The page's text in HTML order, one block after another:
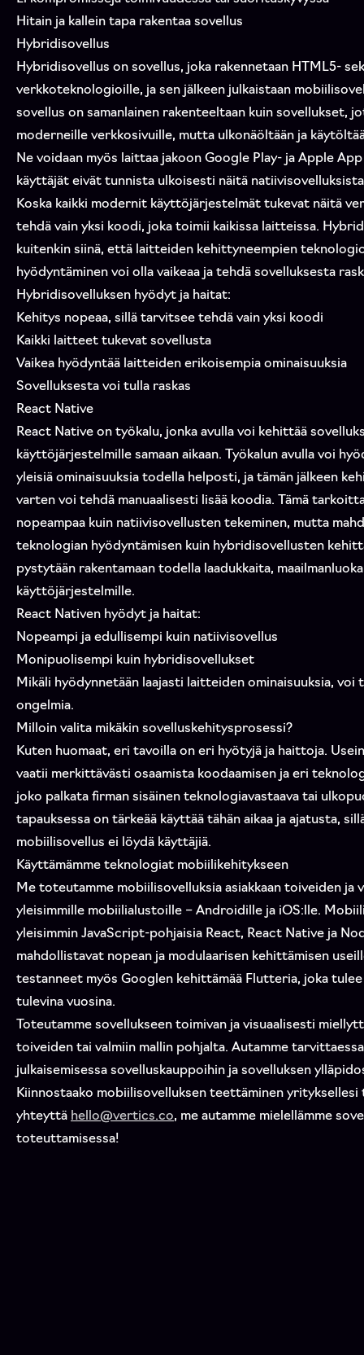
Hitain ja kallein tapa rakentaa sovellus
Hybridisovellus
Hybridisovellus on sovellus, joka rakennetaan HTML5-
verkkoteknologioille, ja sen jälkeen julkaistaan
sovellus on samanlainen rakenteeltaan kuin sovellukset,
moderneille verkkosivuille, mutta ulkonäöltään ja
Ne voidaan myös laittaa jakoon Google Play- ja Apple
käyttäjät eivät tunnista ulkoisesti näitä
Koska kaikki modernit käyttöjärjestelmät tukevat näitä
tehdä vain yksi koodi, joka toimii kaikissa laitteissa.
kuitenkin siinä, että laitteiden kehittyneempien
hyödyntäminen voi olla vaikeaa ja tehdä sovelluksesta
Hybridisovelluksen hyödyt ja haitat:
Kehitys nopeaa, sillä tarvitsee tehdä vain yksi koodi
Kaikki laitteet tukevat sovellusta
Vaikea hyödyntää laitteiden erikoisempia ominaisuuksia
Sovelluksesta voi tulla raskas
React Native
React Native on työkalu, jonka avulla voi kehittää
käyttöjärjestelmille samaan aikaan. Työkalun avulla voi
yleisiä ominaisuuksia todella helposti, ja tämän jälkeen
varten voi tehdä manuaalisesti lisää koodia. Tämä
nopeampaa kuin natiivisovellusten tekeminen, mutta
teknologian hyödyntämisen kuin hybridisovellusten
pystytään rakentamaan todella laadukkaita,
käyttöjärjestelmille.
React Nativen hyödyt ja haitat:
Nopeampi ja edullisempi kuin natiivisovellus
Monipuolisempi kuin hybridisovellukset
Mikäli hyödynnetään laajasti laitteiden ominaisuuksia, voi
ongelmia.
Milloin valita mikäkin sovelluskehitysprosessi?
Kuten huomaat, eri tavoilla on eri hyötyjä ja haittoja.
vaatii merkittävästi osaamista koodaamisen ja eri
joko palkata firman sisäinen teknologiavastaava tai
tapauksessa on tärkeää käyttää tähän aikaa ja ajatusta,
mobiilisovellus ei löydä käyttäjiä.
Käyttämämme teknologiat mobiilikehitykseen
Me toteutamme mobiilisovelluksia asiakkaan toiveiden ja
yleisimmille mobiilialustoille – Androidille ja iOS:lle.
yleisimmin JavaScript-pohjaisia React, React Native ja
mahdollistavat nopean ja modulaarisen kehittämisen
testanneet myös Googlen kehittämää Flutteria, joka
tulevina vuosina.
Toteutamme sovellukseen toimivan ja visuaalisesti
toiveiden tai valmiin mallin pohjalta. Autamme
julkaisemisessa sovelluskauppoihin ja sovelluksen
Kiinnostaako mobiilisovelluksen teettäminen yrityksellesi
yhteyttä hello@vertics.co, me autamme mielellämme
toteuttamisessa!